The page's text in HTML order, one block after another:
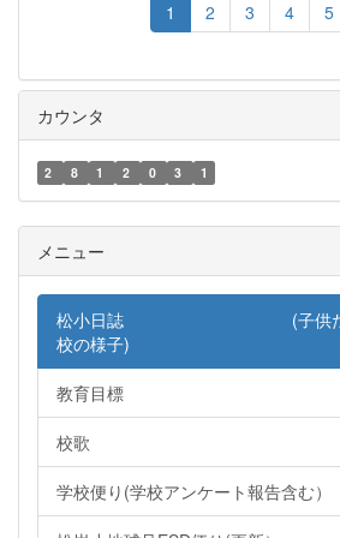
1 2 3 4 5
カウンタ
2 8 1 2 0 3 1
メニュー
松小日誌 (子供た
校の様子)
教育目標
校歌
学校便り(学校アンケート報告含む）